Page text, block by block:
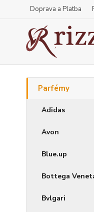
Doprava a Platba
Parfémy
Adidas
Avon
Blue.up
Bottega
Bvlgari